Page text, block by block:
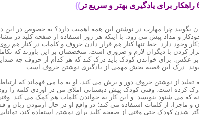
تر ))
بگویید چرا مهارت در نوشتن این همه اهمیت دارد؟ به خصوص در این
و مداد پیش می رود. با اینکه هر روز استفاده از صفحه کلید در
وجود دارد. خط تنها کنار هم قرار دادن حروف و کلمات در کنار هم
کردن با دیگران لازم و ضروری است. متخصصان بر این باورند که
و بر عکس. برای خواندن کودک باید درک کند که هر کدام از حروف چه
درک این قضیه بخش مهمی از یادگیری نوشتن حروف است.
از نوشتن حروف دور و برش می کند، او به ما می فهماند که
کرده است. وقتی کودک پیش دبستانی املای من در آوردی کلمه را
که می شنود بنویسد. و این کار به خواندن کلمات هم کمک می کند.
و ماجرا، از کلمات استفاده می کند؛ در واقع او در حال آزمودن زبان و
شدن کودک حتی وقتی از صفحه کلید برای نوشتن استفاده کند،